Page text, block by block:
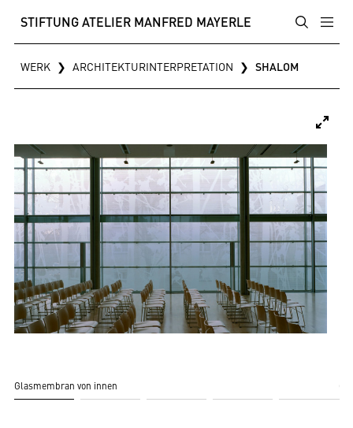
STIFTUNG ATELIER MANFRED MAYERLE
WERK ❯ ARCHITEKTURINTERPRETATION ❯ SHALOM
Glasmembran von innen